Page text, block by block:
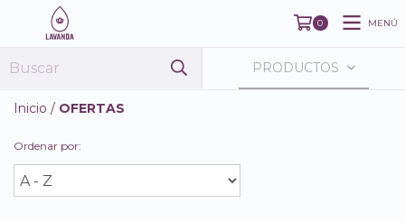
0 MENÚ
PRODUCTOS
Inicio / OFERTAS
Ordenar por: